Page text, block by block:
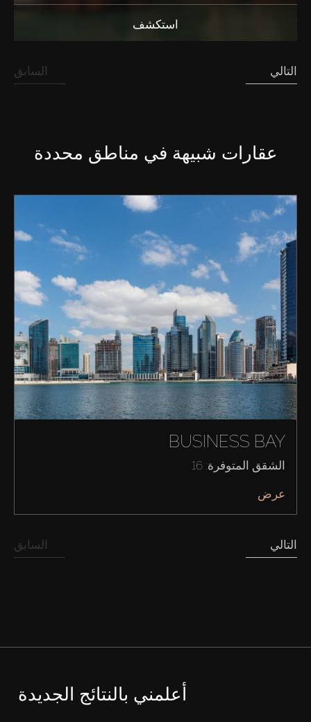
شراء
استكشف
السابق التالي
عقارات شبيهة في مناطق محددة
BUSINESS BAY
الشقق المتوفرة: 16
عرض
السابق التالي
أعلمني بالنتائج الجديدة